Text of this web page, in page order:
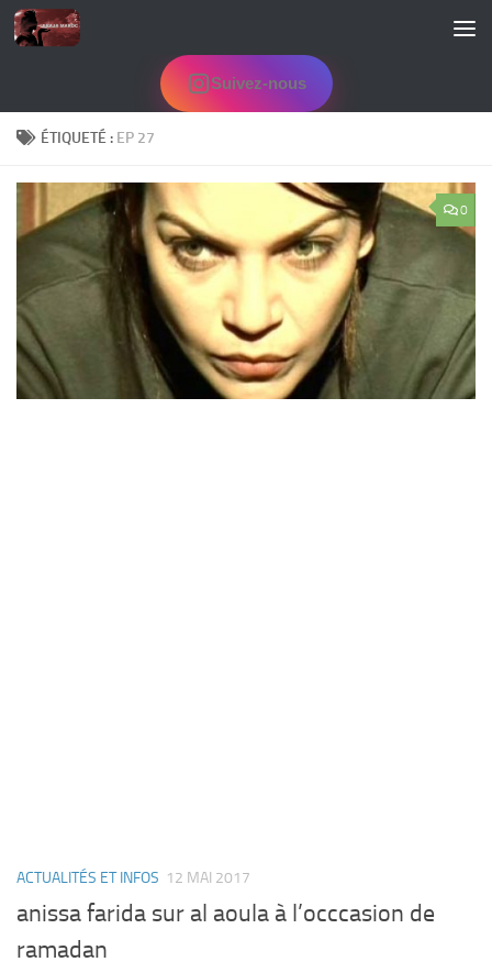
Skip to content
Suivez-nous
ÉTIQUETÉ : EP 27
0
ACTUALITÉS ET INFOS 12 MAI 2017
anissa farida sur al aoula à l’occcasion de
ramadan